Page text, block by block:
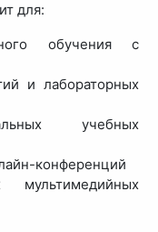
для:
обучения с
и лабораторных
учебных
конференций
мультимедийных